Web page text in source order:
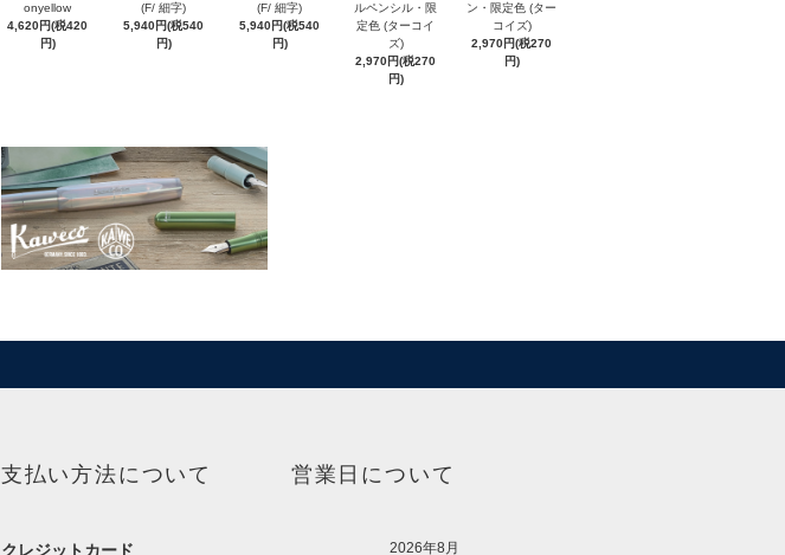
onyellow
4,620円(税420
円)
(F/ 細字)
5,940円(税540
円)
(F/ 細字)
5,940円(税540
円)
ルペンシル・限
定色 (ターコイ
ズ)
2,970円(税270
円)
ン・限定色 (ター
コイズ)
2,970円(税270
円)
支払い方法について
クレジットカード
営業日について
2026年8月